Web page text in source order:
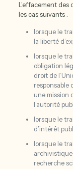
L’effacement des
les cas suivants :
lorsque le
la liberté
lorsque le
obligation
droit de
responsable
une mission
l’autorité
lorsque le
d’intérêt
lorsque le
recherche